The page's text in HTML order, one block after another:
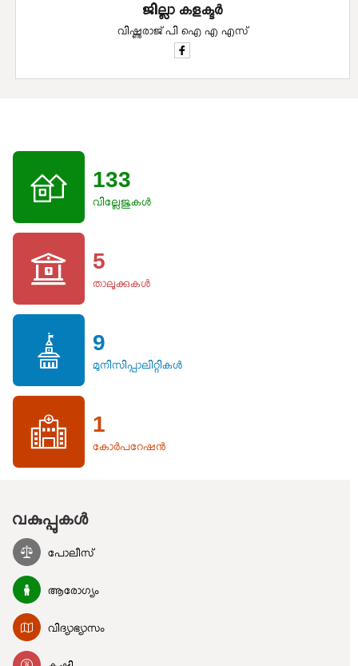
ജില്ലാ കളക്ടര്‍
വിഷ്ണുരാജ് പി ഐ എ എസ്
133
വില്ലേജുകള്‍
5
താലൂക്കുകള്‍
9
മുനിസിപ്പാലിറ്റികൾ
1
കോർപറേഷൻ
വകുപ്പുകൾ
പോലീസ്
ആരോഗ്യം
വിദ്യാഭ്യാസം